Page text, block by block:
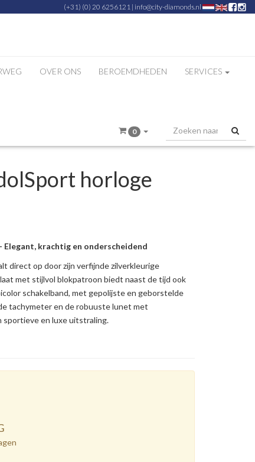
(+31) (0) 20 6256121 | info@city-diamonds.nl
OVER ONS BEROEMDHEDEN SERVICES
0
horloge
Elegant, krachtig en onderscheidend
direct op door zijn verfijnde zilverkleurige
met stijlvol blokpatroon biedt naast de tijd ook
schakelband, met gepolijste en geborstelde
tachymeter en de robuuste lunet met
en luxe uitstraling.